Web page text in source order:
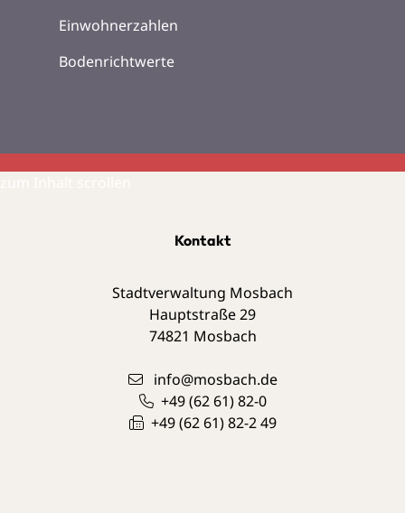
Einwohnerzahlen
Bodenrichtwerte
Kontakt
Stadtverwaltung Mosbach
Hauptstraße 29
74821 Mosbach
info@mosbach.de
+49 (62 61) 82-0
+49 (62 61) 82-2 49